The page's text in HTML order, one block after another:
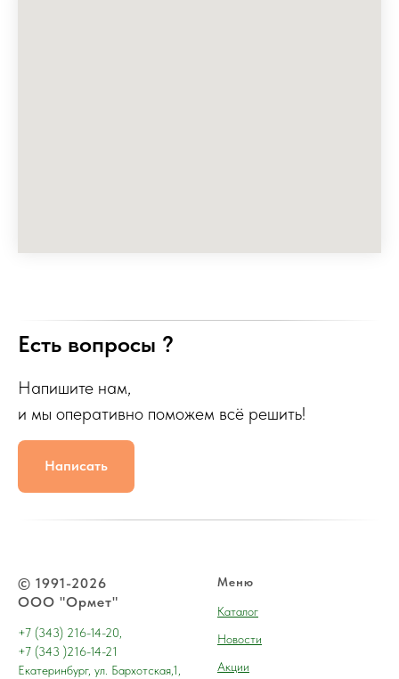
Есть вопросы ?
Напишите нам,
и мы оперативно поможем всё решить!
Написать
© 1991-2026
ООО "Ормет"
+7 (343) 216-14-20,
+7 (343 )216-14-21
Екатеринбург, ул. Бархотская,1,
Меню
Каталог
Новости
Акции